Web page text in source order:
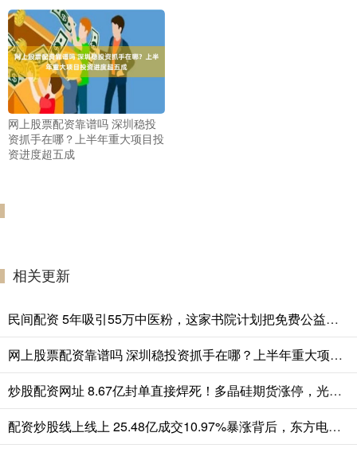
网上股票配资靠谱吗 深圳稳投
资抓手在哪？上半年重大项目投
资进度超五成
相关更新
民间配资 5年吸引55万中医粉，这家书院计划把免费公益课继续办下去
网上股票配资靠谱吗 深圳稳投资抓手在哪？上半年重大项目投资进度超五成
炒股配资网址 8.67亿封单直接焊死！多晶硅期货涨停，光伏“硅王”通威股份绝地反击
配资炒股线上线上 25.48亿成交10.97%暴涨背后，东方电气正在吃掉全球“电荒”红利